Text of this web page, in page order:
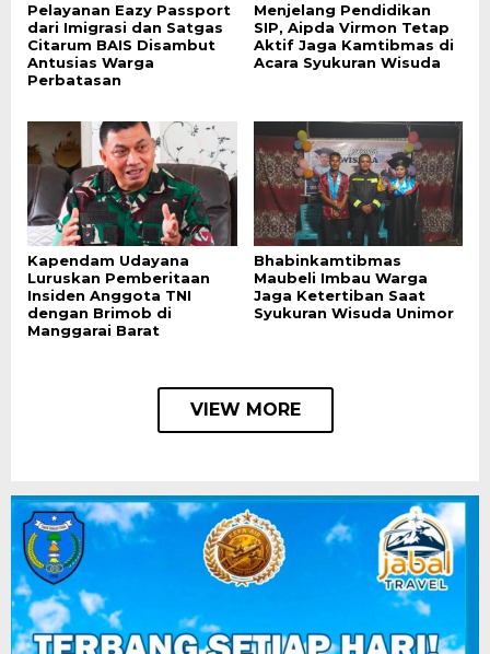
Pelayanan Eazy Passport
dari Imigrasi dan Satgas
Citarum BAIS Disambut
Antusias Warga
Perbatasan
Menjelang Pendidikan
SIP, Aipda Virmon Tetap
Aktif Jaga Kamtibmas di
Acara Syukuran Wisuda
Kapendam Udayana
Luruskan Pemberitaan
Insiden Anggota TNI
dengan Brimob di
Manggarai Barat
Bhabinkamtibmas
Maubeli Imbau Warga
Jaga Ketertiban Saat
Syukuran Wisuda Unimor
VIEW MORE